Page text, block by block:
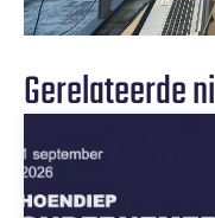
Gerelateerde